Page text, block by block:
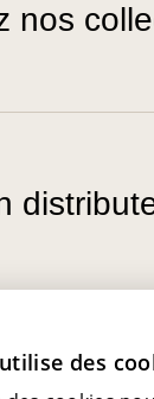
nos
des